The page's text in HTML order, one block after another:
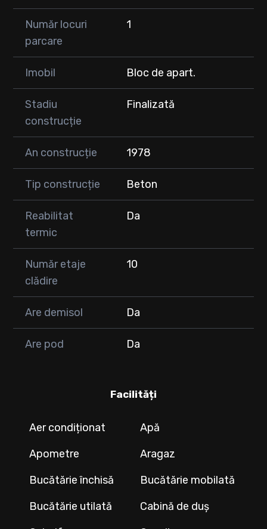
Număr locuri
parcare
1
Imobil Bloc de apart.
Stadiu
construcție
Finalizată
An construcție 1978
Tip construcție Beton
Reabilitat
termic
Da
Număr etaje
clădire
10
Are demisol Da
Are pod Da
Facilități
Aer condiționat
Apă
Apometre
Aragaz
Bucătărie închisă
Bucătărie mobilată
Bucătărie utilată
Cabină de duș